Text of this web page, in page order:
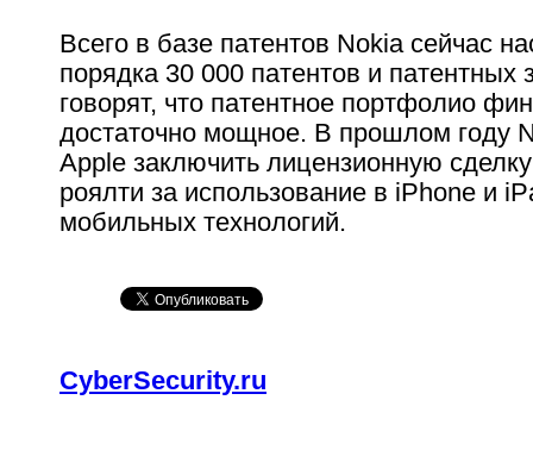
Всего в базе патентов Nokia сейчас
порядка 30 000 патентов и патентных
говорят, что патентное портфолио
достаточно мощное. В прошлом году
Apple заключить лицензионную
роялти за использование в iPhone и
мобильных технологий.
CyberSecurity.ru